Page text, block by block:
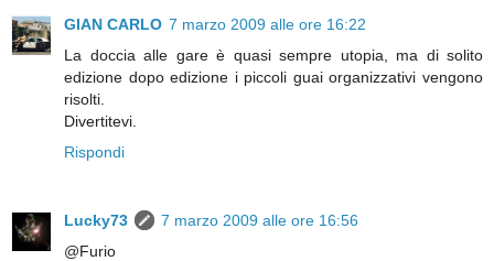
GIAN CARLO 7 marzo 2009 alle ore 16:22
La doccia alle gare è quasi sempre utopia, ma di solito
edizione dopo edizione i piccoli guai organizzativi vengono
risolti.
Divertitevi.
Rispondi
Lucky73
7 marzo 2009 alle ore 16:56
@Furio